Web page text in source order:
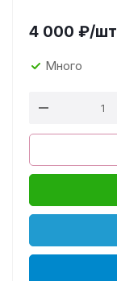
4 000 ₽/шт
Много